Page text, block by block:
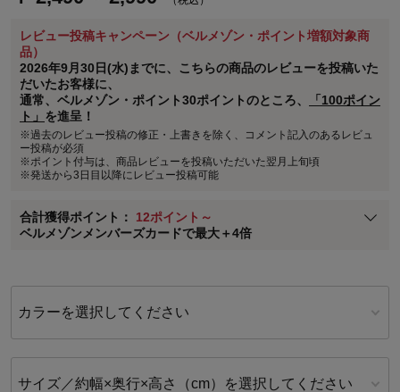
レビュー投稿キャンペーン（ベルメゾン・ポイント増額対象商
品）
2026年9月30日(水)までに、こちらの商品のレビューを投稿いた
だいたお客様に、
通常、ベルメゾン・ポイント30ポイントのところ、
「100ポイン
ト」 を進呈！
※過去のレビュー投稿の修正・上書きを除く、コメント記入のあるレビュ
ー投稿が必須
※ポイント付与は、商品レビューを投稿いただいた翌月上旬頃
※発送から3日目以降にレビュー投稿可能
合計獲得ポイント： 12ポイント～
ベルメゾンメンバーズカードで最大＋4倍
ステージが上がれば送料無料・返品引取無料！
さらにポイント還元最大16倍！
ベルメゾンご優待サービスについて
ベルメゾン・ポイントについて
通常商品送料無料 返品引取無料（JCBのみ）
即時入会なら更に500円OFFクーポンプレゼント
※メンバーズカードの加算ポイントはステージ倍率適用前の基本ポイント
に対して適用されます。
カラーを選択してください
サイズ／約幅×奥行×高さ（cm）を選択してください